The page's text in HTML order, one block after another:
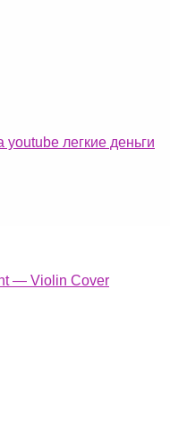
youtube легкие деньги
— Violin Cover